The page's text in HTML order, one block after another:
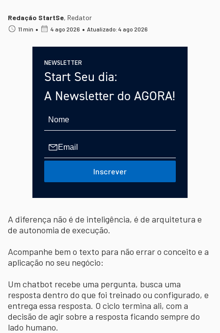
Redação StartSe, Redator
11 min • 4 ago 2026 • Atualizado: 4 ago 2026
NEWSLETTER
Start Seu dia:
A Newsletter do AGORA!
Inscrever
A diferença não é de inteligência, é de arquitetura e
de autonomia de execução.
Acompanhe bem o texto para não errar o conceito e a
aplicação no seu negócio:
Um chatbot recebe uma pergunta, busca uma
resposta dentro do que foi treinado ou configurado, e
entrega essa resposta. O ciclo termina ali, com a
decisão de agir sobre a resposta ficando sempre do
lado humano.